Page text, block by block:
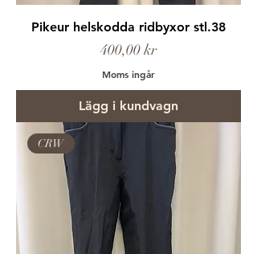
Pikeur helskodda ridbyxor stl.38
Pris
400,00 kr
Moms ingår
Lägg i kundvagn
CRW